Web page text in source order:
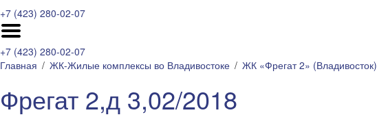
+7 (423) 280-02-07
+7 (423) 280-02-07
Главная
ЖК-Жилые комплексы во Владивостоке ЖК «Фрегат 2» (Владивосток)
Фрегат 2,д 3,02/2018